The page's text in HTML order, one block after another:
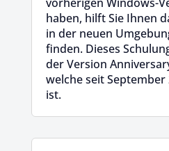
haben, hilft Sie Ihnen
in der neuen
finden. Dieses
der Version
welche seit
ist.